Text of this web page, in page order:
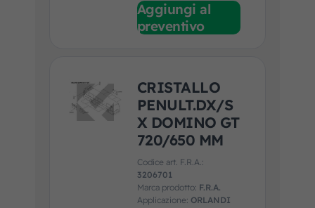
Aggiungi al
preventivo
CRISTALLO
PENULT.DX/S
X DOMINO GT
720/650 MM
Codice art. F.R.A.:
3206701
Marca prodotto: F.R.A.
Applicazione: ORLANDI